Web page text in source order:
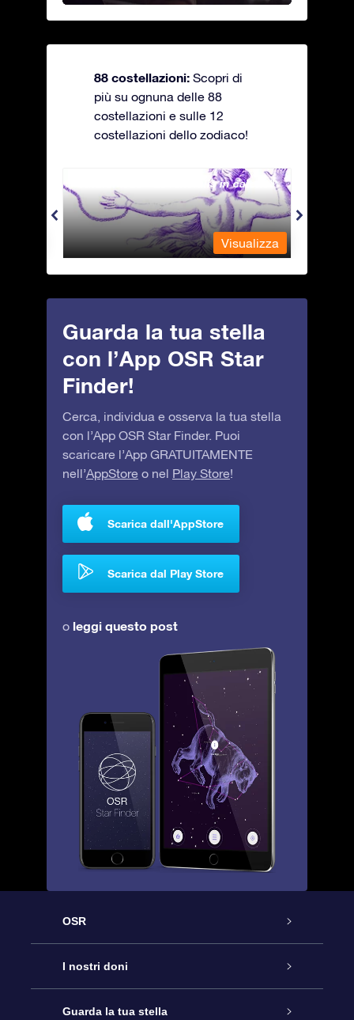
88 costellazioni: Scopri di
più su ognuna delle 88
costellazioni e sulle 12
costellazioni dello zodiaco!
Andromeda - La fanciulla in catene
Visualizza
Guarda la tua stella
con l’App OSR Star
Finder!
Cerca, individua e osserva la tua stella
con l’App OSR Star Finder. Puoi
scaricare l’App GRATUITAMENTE
nell’AppStore o nel Play Store!
Scarica dall'AppStore
Scarica dal Play Store
o leggi questo post
OSR
Assistenza
Contattaci
I nostri doni
Online Star Gift
Guarda la tua stella